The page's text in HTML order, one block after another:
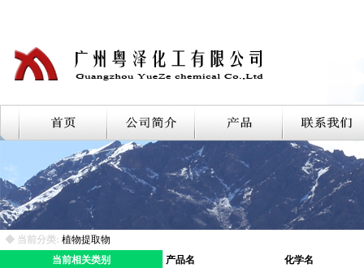
◆ 当前分类: 植物提取物
当前相关类别
产品名 化学名